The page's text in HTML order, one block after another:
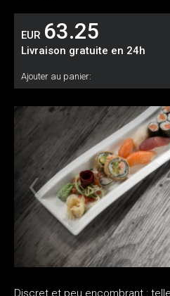
EUR 63.25
Livraison gratuite en 24h
Ajouter au panier:
Discret et peu encombrant :